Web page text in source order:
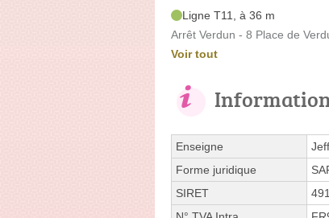
Ligne T11, à 36 m
Arrêt Verdun - 8 Place de
Voir tout
Enseigne
Forme juridique
SIRET